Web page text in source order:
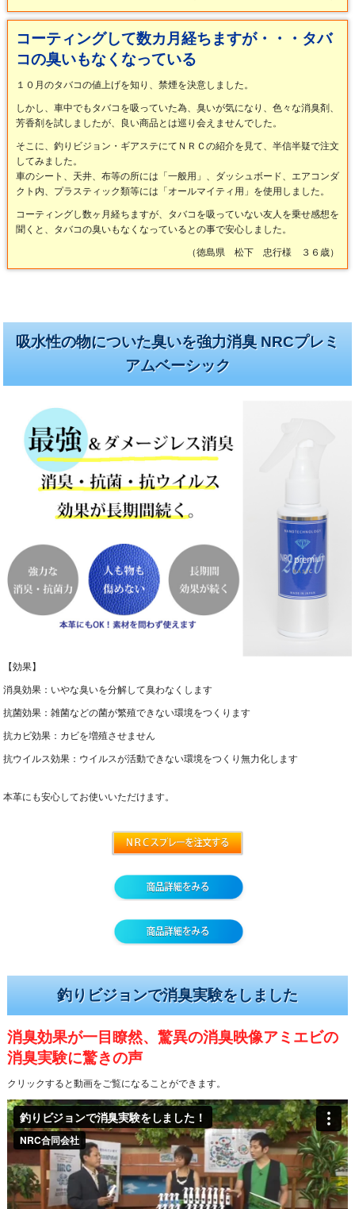
コーティングして数カ月経ちますが・・・タバ
コの臭いもなくなっている
１０月のタバコの値上げを知り、禁煙を決意しました。
しかし、車中でもタバコを吸っていた為、臭いが気になり、色々な消臭剤、
芳香剤を試しましたが、良い商品とは巡り会えませんでした。
そこに、釣りビジョン・ギアステにてＮＲＣの紹介を見て、半信半疑で注文
してみました。
車のシート、天井、布等の所には「一般用」、ダッシュボード、エアコンダ
クト内、プラスティック類等には「オールマイティ用」を使用しました。
コーティングし数ヶ月経ちますが、タバコを吸っていない友人を乗せ感想を
聞くと、タバコの臭いもなくなっているとの事で安心しました。
（徳島県 松下 忠行様 ３６歳）
吸水性の物についた臭いを強力消臭 NRCプレミ
アムベーシック
【効果】
消臭効果：いやな臭いを分解して臭わなくします
抗菌効果：雑菌などの菌が繁殖できない環境をつくります
抗カビ効果：カビを増殖させません
抗ウイルス効果：ウイルスが活動できない環境をつくり無力化します
本革にも安心してお使いいただけます。
釣りビジョンで消臭実験をしました
消臭効果が一目瞭然、驚異の消臭映像アミエビの
消臭実験に驚きの声
クリックすると動画をご覧になることができます。